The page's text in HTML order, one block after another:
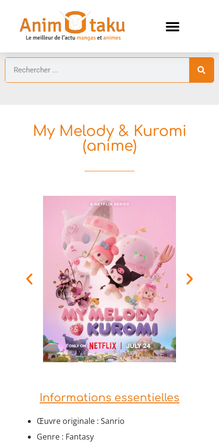
My Melody & Kuromi
(anime)
Informations essentielles
Œuvre originale : Sanrio
Genre : Fantasy